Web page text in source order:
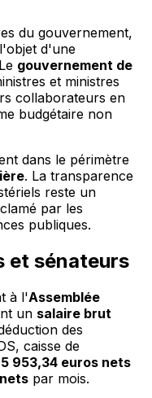
du gouvernement,
d'une
gouvernement de
et ministres
collaborateurs en
budgétaire non
dans le périmètre
. La transparence
reste un
par les
publiques.
et sénateurs
à l'Assemblée
un salaire brut
des
caisse de
5 953,34 euros nets
par mois.